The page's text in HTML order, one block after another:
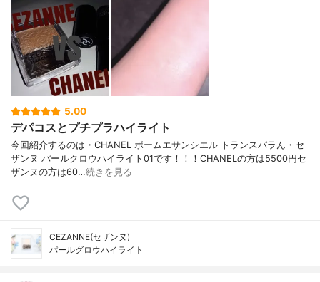
5.00
デパコスとプチプラハイライト
今回紹介するのは・CHANEL ポームエサンシエル トランスパラん・セ
ザンヌ パールクロウハイライト01です！！！CHANELの方は5500円セ
ザンヌの方は60…続きを見る
CEZANNE(セザンヌ)
パールグロウハイライト